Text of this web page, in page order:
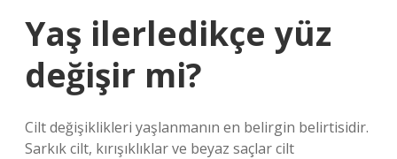
Yaş ilerledikçe yüz
değişir mi?
Cilt değişiklikleri yaşlanmanın en belirgin belirtisidir.
Sarkık cilt, kırışıklıklar ve beyaz saçlar cilt